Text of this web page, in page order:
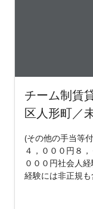
チーム制賃
区人形町／
(その他の手当等
４，０００円８
０００円社会人
経験には非正規